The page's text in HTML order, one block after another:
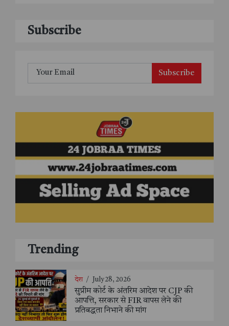
Subscribe
Subscribe
Trending
देश / July 28, 2026
सुप्रीम कोर्ट के अंतरिम आदेश पर CJP की
आपत्ति, सरकार से FIR वापस लेने की
प्रतिबद्धता निभाने की मांग